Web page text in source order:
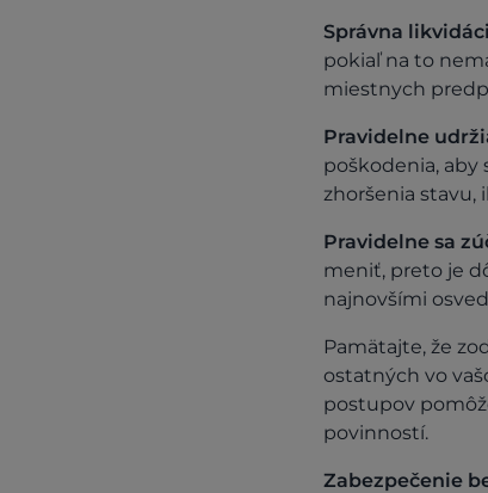
Správna
pokiaľ na to
miestnych
Pravidelne
poškodenia, aby
zhoršenia stavu,
Pravidelne sa
meniť, preto je
najnovšími
Pamätajte, že
ostatných vo
postupov
povinností.
Zabezpečenie